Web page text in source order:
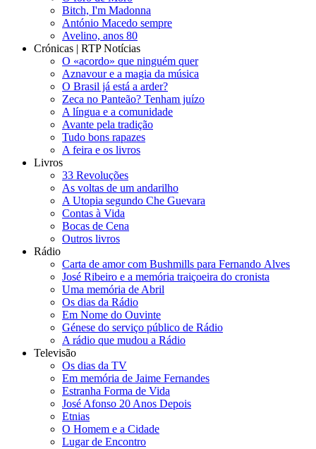
Bitch, I'm Madonna
António Macedo sempre
Avelino, anos 80
Crónicas | RTP Notícias
O «acordo» que ninguém quer
Aznavour e a magia da música
O Brasil já está a arder?
Zeca no Panteão? Tenham juízo
A língua e a comunidade
Avante pela tradição
Tudo bons rapazes
A feira e os livros
Livros
33 Revoluções
As voltas de um andarilho
A Utopia segundo Che Guevara
Contas à Vida
Bocas de Cena
Outros livros
Rádio
Carta de amor com Bushmills para Fernando Alves
José Ribeiro e a memória traiçoeira do cronista
Uma memória de Abril
Os dias da Rádio
Em Nome do Ouvinte
Génese do serviço público de Rádio
A rádio que mudou a Rádio
Televisão
Os dias da TV
Em memória de Jaime Fernandes
Estranha Forma de Vida
José Afonso 20 Anos Depois
Etnias
O Homem e a Cidade
Lugar de Encontro